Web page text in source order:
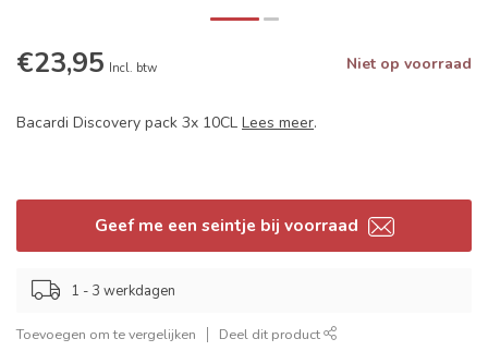
€23,95 Incl. btw Niet op voorraad
Bacardi Discovery pack 3x 10CL Lees meer.
Geef me een seintje bij voorraad
1 - 3 werkdagen
Toevoegen om te vergelijken Deel dit product